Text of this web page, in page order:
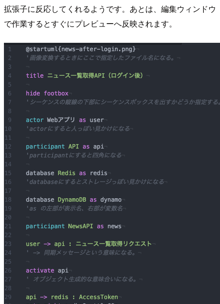
拡張子に反応してくれるようです。あとは、編集ウィンドウ
で作業するとすぐにプレビューへ反映されます。